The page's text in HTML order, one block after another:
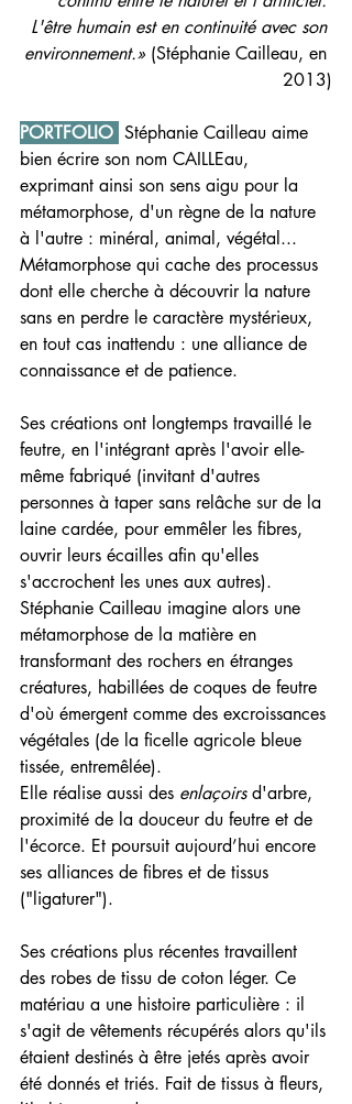
L'être humain est en continuité avec son
environnement.» (Stéphanie Cailleau, en
2013)
PORTFOLIO Stéphanie Cailleau aime
bien écrire son nom CAILLEau,
exprimant ainsi son sens aigu pour la
métamorphose, d'un règne de la nature
à l'autre : minéral, animal, végétal...
Métamorphose qui cache des processus
dont elle cherche à découvrir la nature
sans en perdre le caractère mystérieux,
en tout cas inattendu : une alliance de
connaissance et de patience.
Ses créations ont longtemps travaillé le
feutre, en l'intégrant après l'avoir elle-
même fabriqué (invitant d'autres
personnes à taper sans relâche sur de la
laine cardée, pour emmêler les fibres,
ouvrir leurs écailles afin qu'elles
s'accrochent les unes aux autres).
Stéphanie Cailleau imagine alors une
métamorphose de la matière en
transformant des rochers en étranges
créatures, habillées de coques de feutre
d'où émergent comme des excroissances
végétales (de la ficelle agricole bleue
tissée, entremêlée).
Elle réalise aussi des enlaçoirs d'arbre,
proximité de la douceur du feutre et de
l'écorce. Et poursuit aujourd’hui encore
ses alliances de fibres et de tissus
("ligaturer").
Ses créations plus récentes travaillent
des robes de tissu de coton léger. Ce
matériau a une histoire particulière : il
s'agit de vêtements récupérés alors qu'ils
étaient destinés à être jetés après avoir
été donnés et triés. Fait de tissus à fleurs,